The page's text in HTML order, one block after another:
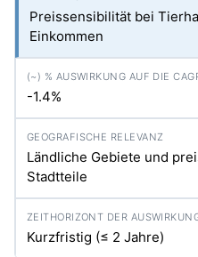
Preissensibilität bei
Einkommen
-1.4%
Ländliche Gebiete und
Stadtteile
Kurzfristig (≤ 2 Jahre)